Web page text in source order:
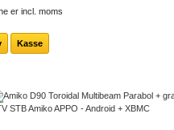
er incl. moms
Kasse